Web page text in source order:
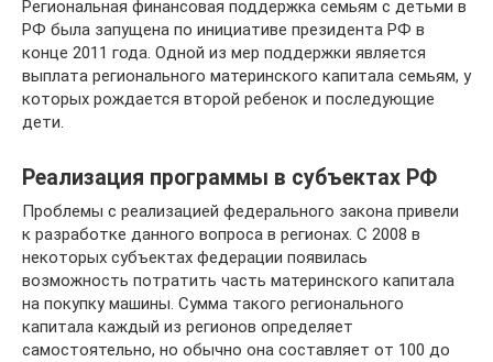
Региональная финансовая поддержка семьям с детьми в
РФ была запущена по инициативе президента РФ в
конце 2011 года. Одной из мер поддержки является
выплата регионального материнского капитала семьям, у
которых рождается второй ребенок и последующие
дети.
Реализация программы в субъектах РФ
Проблемы с реализацией федерального закона привели
к разработке данного вопроса в регионах. С 2008 в
некоторых субъектах федерации появилась
возможность потратить часть материнского капитала
на покупку машины. Сумма такого регионального
капитала каждый из регионов определяет
самостоятельно, но обычно она составляет от 100 до